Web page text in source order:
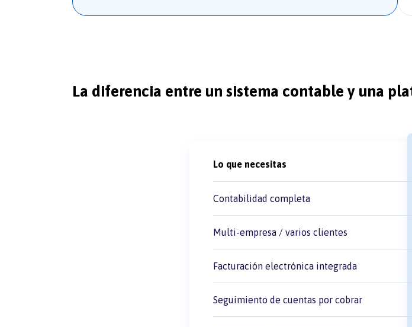
La diferencia entre un sistema contable y una
Lo que necesitas
Contabilidad completa
Multi-empresa / varios clientes
Facturación electrónica integrada
Seguimiento de cuentas por cobrar